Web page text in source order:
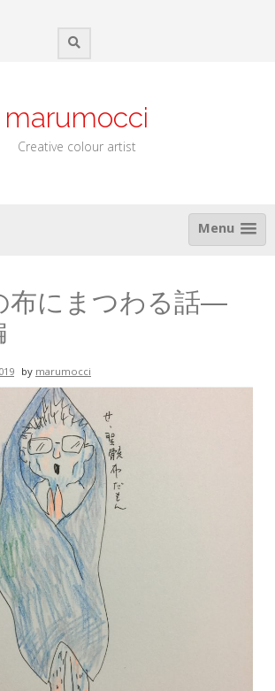
marumocci
Creative colour artist
Menu
布にまつわる話―
bymarumocci